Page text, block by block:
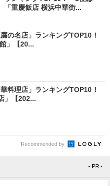
「重慶飯店 横浜中華街...
の名店」ランキングTOP10！
」【20...
料理店」ランキングTOP10！
」【202...
Recommended by
- PR -